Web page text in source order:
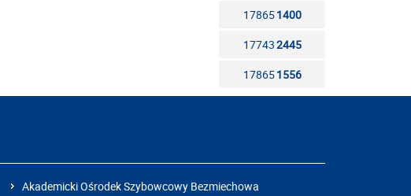
178651400
177432445
178651556
Akademicki Ośrodek Szybowcowy Bezmiechowa